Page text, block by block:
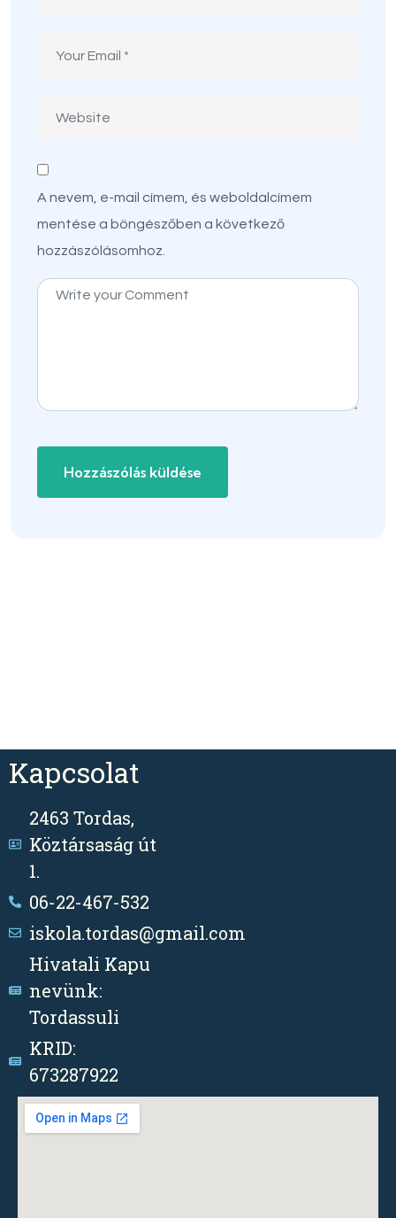
A nevem, e-mail címem, és weboldalcímem
mentése a böngészőben a következő
hozzászólásomhoz.
Kapcsolat
2463 Tordas,
Köztársaság út
1.
06-22-467-532
iskola.tordas@gmail.com
Hivatali Kapu
nevünk:
Tordassuli
KRID:
673287922